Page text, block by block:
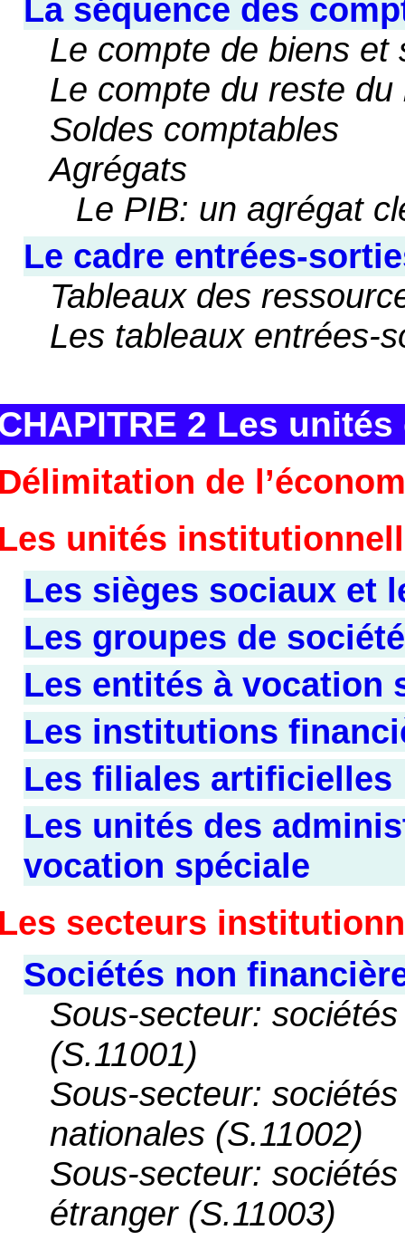
La séquence des
Le compte de biens et
Le compte du reste du
Soldes comptables
Agrégats
Le PIB: un agrégat
Le cadre entrées-
Tableaux des
Les tableaux entrées-
2 Les
de
unités
Les sièges sociaux et
Les groupes de
Les entités à vocation
Les institutions
Les filiales artificielles
Les unités des
vocation spéciale
secteurs
Sociétés non
Sous-secteur:
(S.11001)
Sous-secteur:
nationales (S.11002)
Sous-secteur:
étranger (S.11003)